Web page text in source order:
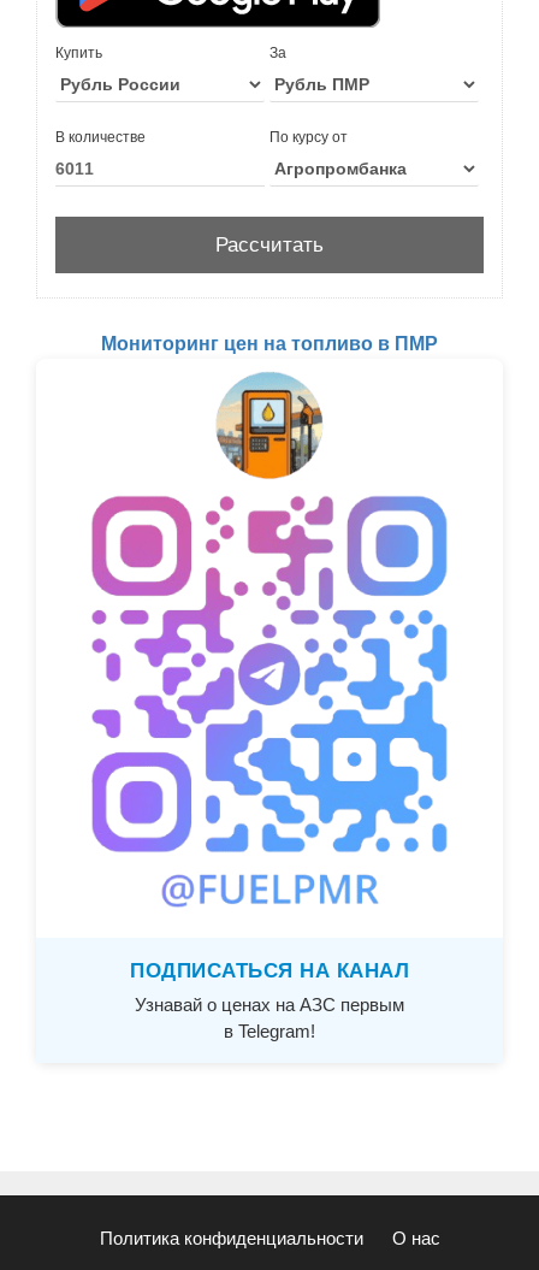
Купить За
В количестве По курсу от
Мониторинг цен на топливо в ПМР
ПОДПИСАТЬСЯ НА КАНАЛ
Узнавай о ценах на АЗС первым
в Telegram!
Политика конфиденциальности О нас